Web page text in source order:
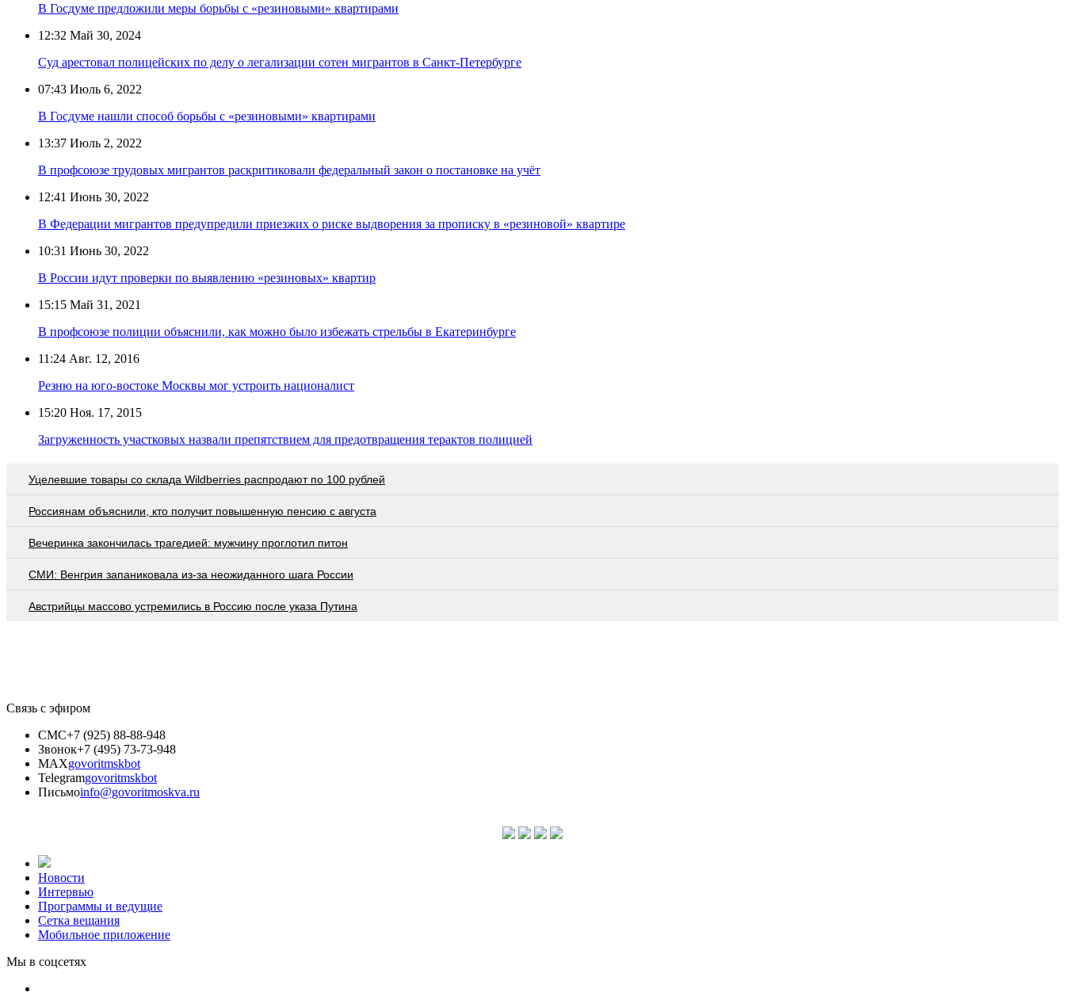
В Госдуме предложили меры борьбы с «резиновыми» квартирами
12:32 Май 30, 2024
Суд арестовал полицейских по делу о легализации сотен мигрантов в Санкт-Петербурге
07:43 Июль 6, 2022
В Госдуме нашли способ борьбы с «резиновыми» квартирами
13:37 Июль 2, 2022
В профсоюзе трудовых мигрантов раскритиковали федеральный закон о постановке на учёт
12:41 Июнь 30, 2022
В Федерации мигрантов предупредили приезжих о риске выдворения за прописку в «резиновой» квартире
10:31 Июнь 30, 2022
В России идут проверки по выявлению «резиновых» квартир
15:15 Май 31, 2021
В профсоюзе полиции объяснили, как можно было избежать стрельбы в Екатеринбурге
11:24 Авг. 12, 2016
Резню на юго-востоке Москвы мог устроить националист
15:20 Ноя. 17, 2015
Загруженность участковых назвали препятствием для предотвращения терактов полицией
Уцелевшие товары со склада Wildberries распродают по 100 рублей
Россиянам объяснили, кто получит повышенную пенсию с августа
Вечеринка закончилась трагедией: мужчину проглотил питон
СМИ: Венгрия запаниковала из-за неожиданного шага России
Австрийцы массово устремились в Россию после указа Путина
Связь с эфиром
СМС+7 (925) 88-88-948
Звонок+7 (495) 73-73-948
MAXgovoritmskbot
Telegramgovoritmskbot
Письмоinfo@govoritmoskva.ru
Новости
Интервью
Программы и ведущие
Сетка вещания
Мобильное приложение
Мы в соцсетях